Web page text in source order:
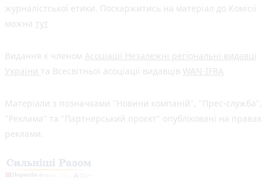
журналістської етики. Поскаржитись на матеріал до Комісії
можна тут
Видання є членом Асоціації Незалежні регіональні видавці
України та Всесвітньої асоціації видавців WAN-IFRA
Матеріали з позначками "Новини компаній", "Прес-служба",
"Реклама" та "Партнерський проєкт" опубліковані на правах
реклами.